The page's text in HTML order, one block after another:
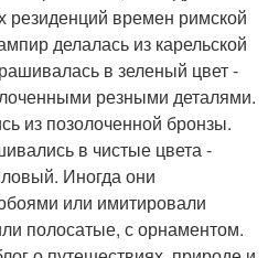
резиденций времен римской
делалась из карельской
в зеленый цвет -
резными деталями.
из позолоченной бронзы.
в чистые цвета -
Иногда они
или имитировали
полосатые, с орнаментом.